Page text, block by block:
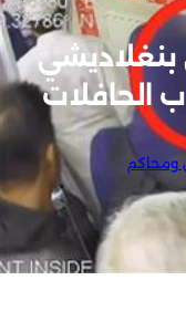
ومحاكم